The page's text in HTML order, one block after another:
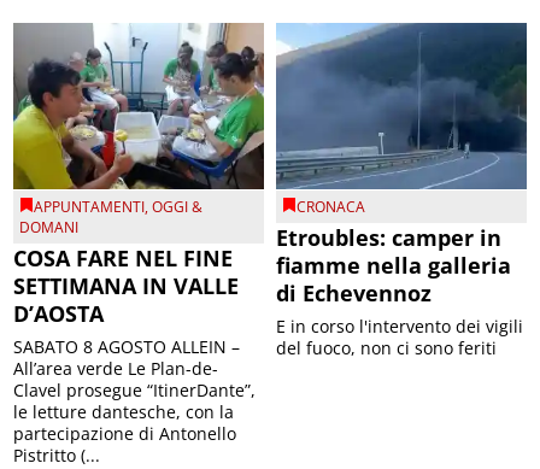
APPUNTAMENTI,OGGI &
DOMANI
COSA FARE NEL FINE
SETTIMANA IN VALLE
D’AOSTA
SABATO 8 AGOSTO ALLEIN –
All’area verde Le Plan-de-
Clavel prosegue “ItinerDante”,
le letture dantesche, con la
partecipazione di Antonello
Pistritto (...
CRONACA
Etroubles: camper in
fiamme nella galleria
di Echevennoz
E in corso l'intervento dei vigili
del fuoco, non ci sono feriti